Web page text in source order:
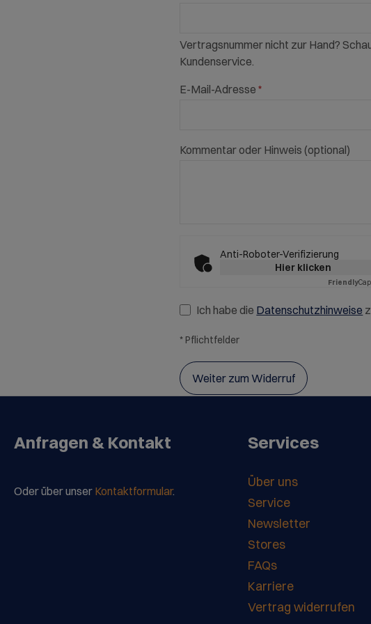
Vertragsnummer nicht zur Hand?
Kundenservice.
E-Mail-Adresse*
Kommentar oder Hinweis(optional)
Anti-Roboter-Verifizierung
Hier klicken
Friendly
Ich habe die Datenschutzhinweise
* Pflichtfelder
Weiter zum Widerruf
Anfragen & Kontakt
Oder über unser Kontaktformular.
Services
Über uns
Service
Newsletter
Stores
FAQs
Karriere
Vertrag widerrufen